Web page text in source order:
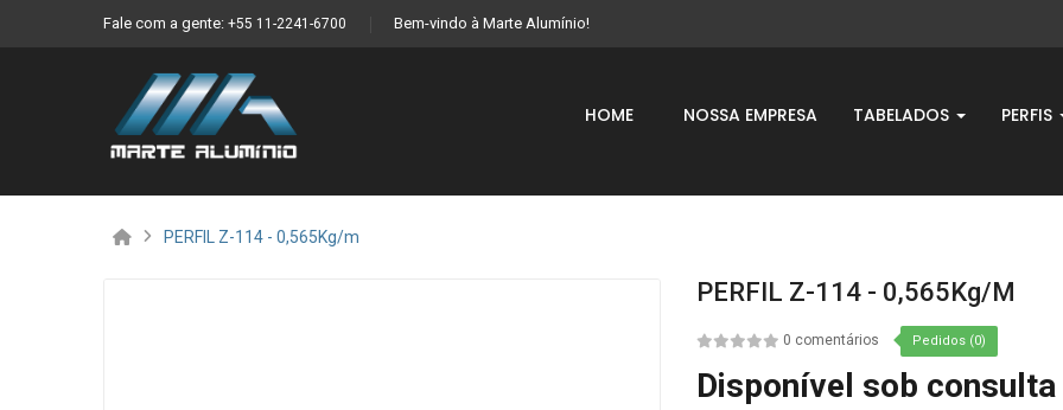
Fale com a gente: +55 11-2241-6700 Bem-vindo à Marte Alumínio!
HOME NOSSA EMPRESA TABELADOS PERFIS
PERFIL Z-114 - 0,565Kg/m
PERFIL Z-114 - 0,565Kg/m
0 comentários Pedidos (0)
Disponível sob consulta